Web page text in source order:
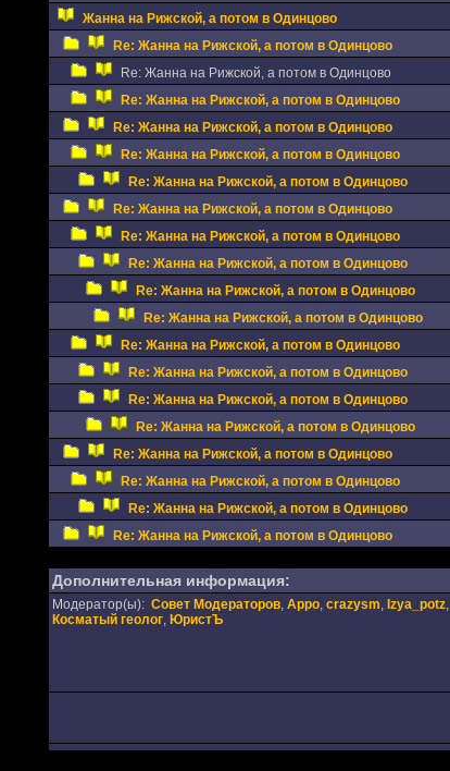
Жанна на Рижской, а потом в Одинцово
Re: Жанна на Рижской, а потом в Одинцово
Re: Жанна на Рижской, а потом в Одинцово
Re: Жанна на Рижской, а потом в Одинцово
Re: Жанна на Рижской, а потом в Одинцово
Re: Жанна на Рижской, а потом в Одинцово
Re: Жанна на Рижской, а потом в Одинцово
Re: Жанна на Рижской, а потом в Одинцово
Re: Жанна на Рижской, а потом в Одинцово
Re: Жанна на Рижской, а потом в Одинцово
Re: Жанна на Рижской, а потом в Одинцово
Re: Жанна на Рижской, а потом в Одинцово
Re: Жанна на Рижской, а потом в Одинцово
Re: Жанна на Рижской, а потом в Одинцово
Re: Жанна на Рижской, а потом в Одинцово
Re: Жанна на Рижской, а потом в Одинцово
Re: Жанна на Рижской, а потом в Одинцово
Re: Жанна на Рижской, а потом в Одинцово
Re: Жанна на Рижской, а потом в Одинцово
Re: Жанна на Рижской, а потом в Одинцово
Дополнительная информация:
Модератор(ы): Совет Модераторов, Appo, crazysm, Izya_potz,
Косматый геолог, ЮристЪ